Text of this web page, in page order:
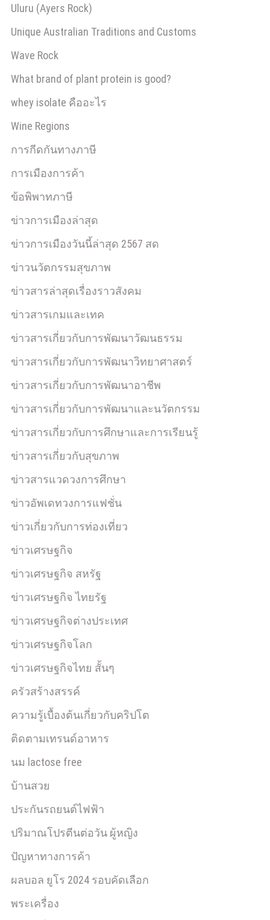
Uluru (Ayers Rock)
Unique Australian Traditions and Customs
Wave Rock
What brand of plant protein is good?
whey isolate คืออะไร
Wine Regions
การกีดกันทางภาษี
การเมืองการค้า
ข้อพิพาทภาษี
ข่าวการเมืองล่าสุด
ข่าวการเมืองวันนี้ล่าสุด 2567 สด
ข่าวนวัตกรรมสุขภาพ
ข่าวสารล่าสุดเรื่องราวสังคม
ข่าวสารเกมและเทค
ข่าวสารเกี่ยวกับการพัฒนาวัฒนธรรม
ข่าวสารเกี่ยวกับการพัฒนาวิทยาศาสตร์
ข่าวสารเกี่ยวกับการพัฒนาอาชีพ
ข่าวสารเกี่ยวกับการพัฒนาและนวัตกรรม
ข่าวสารเกี่ยวกับการศึกษาและการเรียนรู้
ข่าวสารเกี่ยวกับสุขภาพ
ข่าวสารแวดวงการศึกษา
ข่าวอัพเดทวงการแฟชั่น
ข่าวเกี่ยวกับการท่องเที่ยว
ข่าวเศรษฐกิจ
ข่าวเศรษฐกิจ สหรัฐ
ข่าวเศรษฐกิจ ไทยรัฐ
ข่าวเศรษฐกิจต่างประเทศ
ข่าวเศรษฐกิจโลก
ข่าวเศรษฐกิจไทย สั้นๆ
ครัวสร้างสรรค์
ความรู้เบื้องต้นเกี่ยวกับคริปโต
ติดตามเทรนด์อาหาร
นม lactose free
บ้านสวย
ประกันรถยนต์ไฟฟ้า
ปริมาณโปรตีนต่อวัน ผู้หญิง
ปัญหาทางการค้า
ผลบอล ยูโร 2024 รอบคัดเลือก
พระเครื่อง